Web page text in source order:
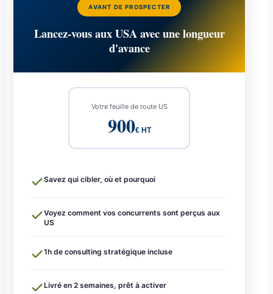
AVANT DE PROSPECTER
Lancez-vous aux USA avec une longueur
d'avance
Votre feuille de route US
900€ HT
Savez qui cibler, où et pourquoi
Voyez comment vos concurrents sont perçus aux
US
1h de consulting stratégique incluse
Livré en 2 semaines, prêt à activer